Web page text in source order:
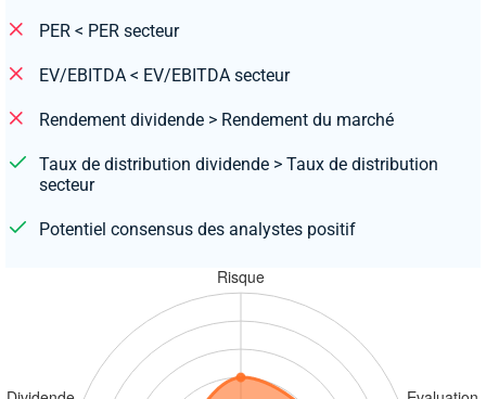
PER < PER secteur
EV/EBITDA < EV/EBITDA secteur
Rendement dividende > Rendement du marché
Taux de distribution dividende > Taux de distribution
secteur
Potentiel consensus des analystes positif